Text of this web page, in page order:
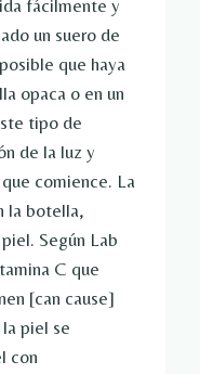
fácilmente y
un suero de
que haya
opaca o en un
tipo de
de la luz y
comience. La
la botella,
Según Lab
C que
[can cause]
piel se
con